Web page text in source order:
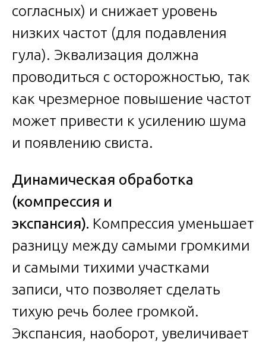
согласных) и снижает уровень
низких частот (для подавления
гула). Эквализация должна
проводиться с осторожностью, так
как чрезмерное повышение частот
может привести к усилению шума
и появлению свиста.
Динамическая обработка
(компрессия и
экспансия). Компрессия уменьшает
разницу между самыми громкими
и самыми тихими участками
записи, что позволяет сделать
тихую речь более громкой.
Экспансия, наоборот, увеличивает